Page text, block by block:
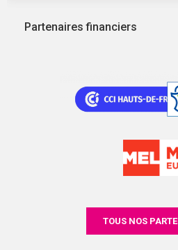
Partenaires financiers
TOUS NOS